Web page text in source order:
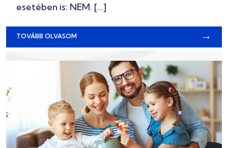
esetében is: NEM. […]
TOVÁBB OLVASOM →